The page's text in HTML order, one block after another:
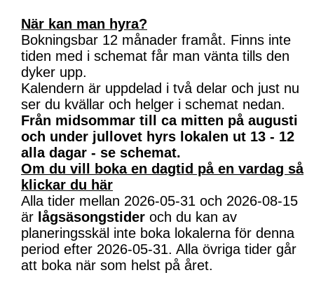
När kan man hyra?
Bokningsbar 12 månader framåt. Finns inte
tiden med i schemat får man vänta tills den
dyker upp.
Kalendern är uppdelad i två delar och just nu
ser du kvällar och helger i schemat nedan.
Från midsommar till ca mitten på augusti
och under jullovet hyrs lokalen ut 13 - 12
alla dagar - se schemat.
Om du vill boka en dagtid på en vardag så
klickar du här
Alla tider mellan 2026-05-31 och 2026-08-15
är lågsäsongstider och du kan av
planeringsskäl inte boka lokalerna för denna
period efter 2026-05-31. Alla övriga tider går
att boka när som helst på året.